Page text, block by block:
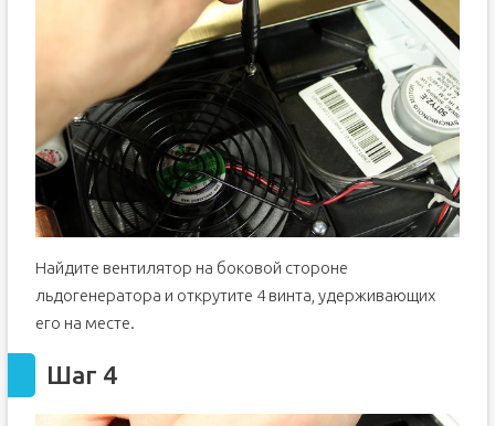
Найдите вентилятор на боковой стороне
льдогенератора и открутите 4 винта, удерживающих
его на месте.
Шаг 4